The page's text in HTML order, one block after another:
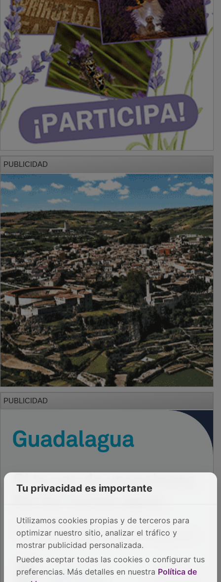
PUBLICIDAD
Tu privacidad es importante
Utilizamos cookies propias y de terceros para
optimizar nuestro sitio, analizar el tráfico y
mostrar publicidad personalizada.
Puedes aceptar todas las cookies o configurar tus
preferencias. Más detalles en nuestra Política de